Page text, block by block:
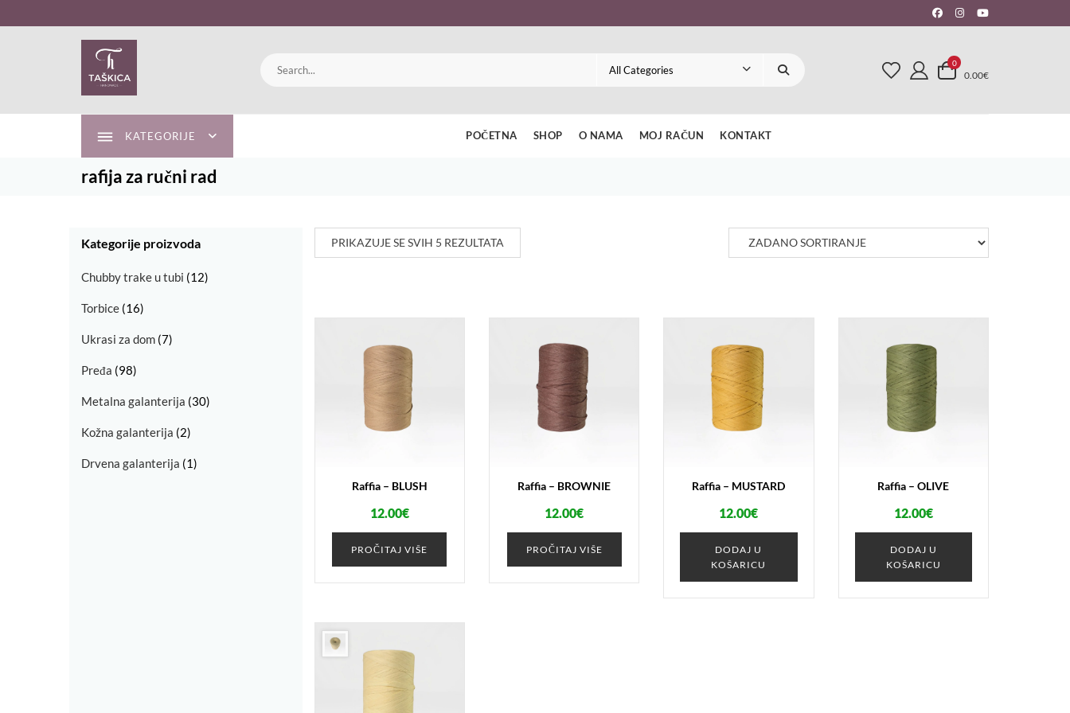
to
0
0.00€
KATEGORIJE POČETNA SHOP O NAMA MOJ RAČUN KONTAKT
rafija za ručni rad
Kategorije proizvoda
Chubby trake u tubi (12)
Torbice (16)
Ukrasi za dom (7)
Pređa (98)
Metalna galanterija (30)
Kožna galanterija (2)
Drvena galanterija (1)
PRIKAZUJE SE SVIH 5 REZULTATA
Raffia – BLUSH
12.00€
PROČITAJ VIŠE
Raffia – BROWNIE
12.00€
PROČITAJ VIŠE
Raffia – MUSTARD
12.00€
DODAJ U
KOŠARICU
Raffia – OLIVE
12.00€
DODAJ U
KOŠARICU